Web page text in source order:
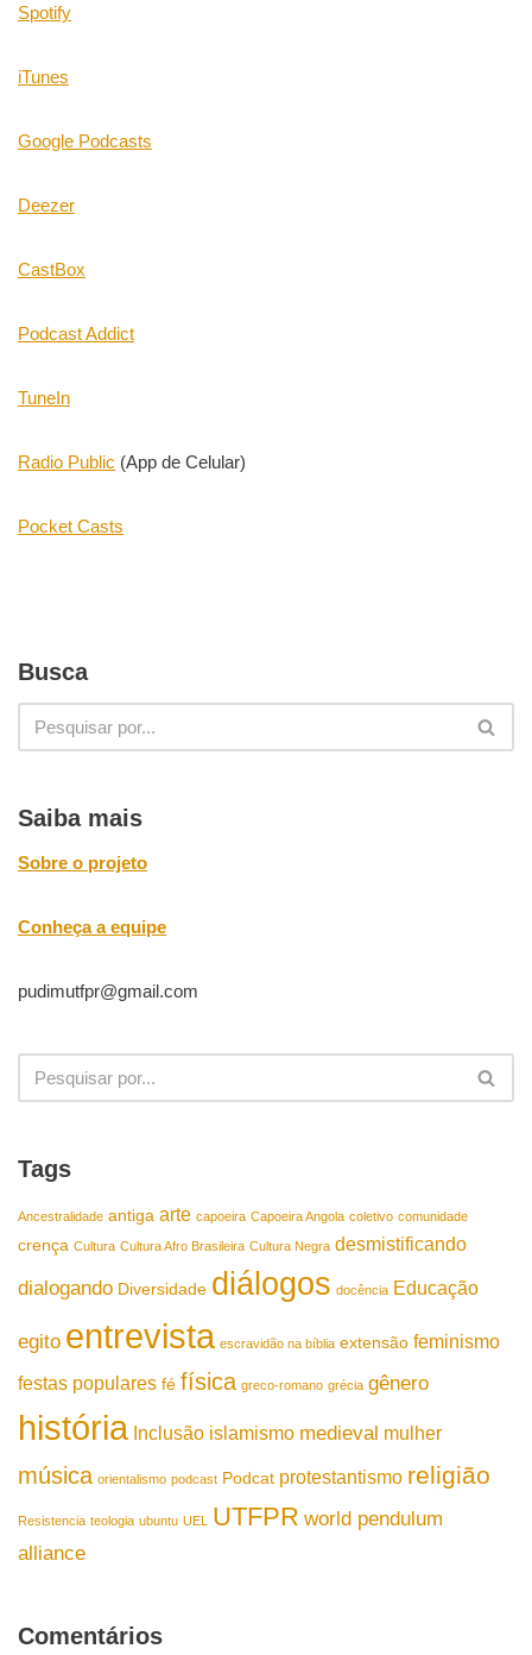
u
i
Spotify
iTunes
Google Podcasts
Deezer
CastBox
Podcast Addict
TuneIn
Radio Public (App de Celular)
Pocket Casts
Busca
Saiba mais
Sobre o projeto
Conheça a equipe
pudimutfpr@gmail.com
Tags
Ancestralidade antiga arte capoeira Capoeira Angola coletivo comunidade
crença Cultura Cultura Afro Brasileira Cultura Negra desmistificando
dialogando Diversidade diálogos docência Educação
egito entrevista escravidão na bíblia extensão feminismo
festas populares fé física greco-romano grécia gênero
história Inclusão islamismo medieval mulher
música orientalismo podcast Podcat protestantismo religião
Resistencia teologia ubuntu UEL UTFPR world pendulum
alliance
Comentários